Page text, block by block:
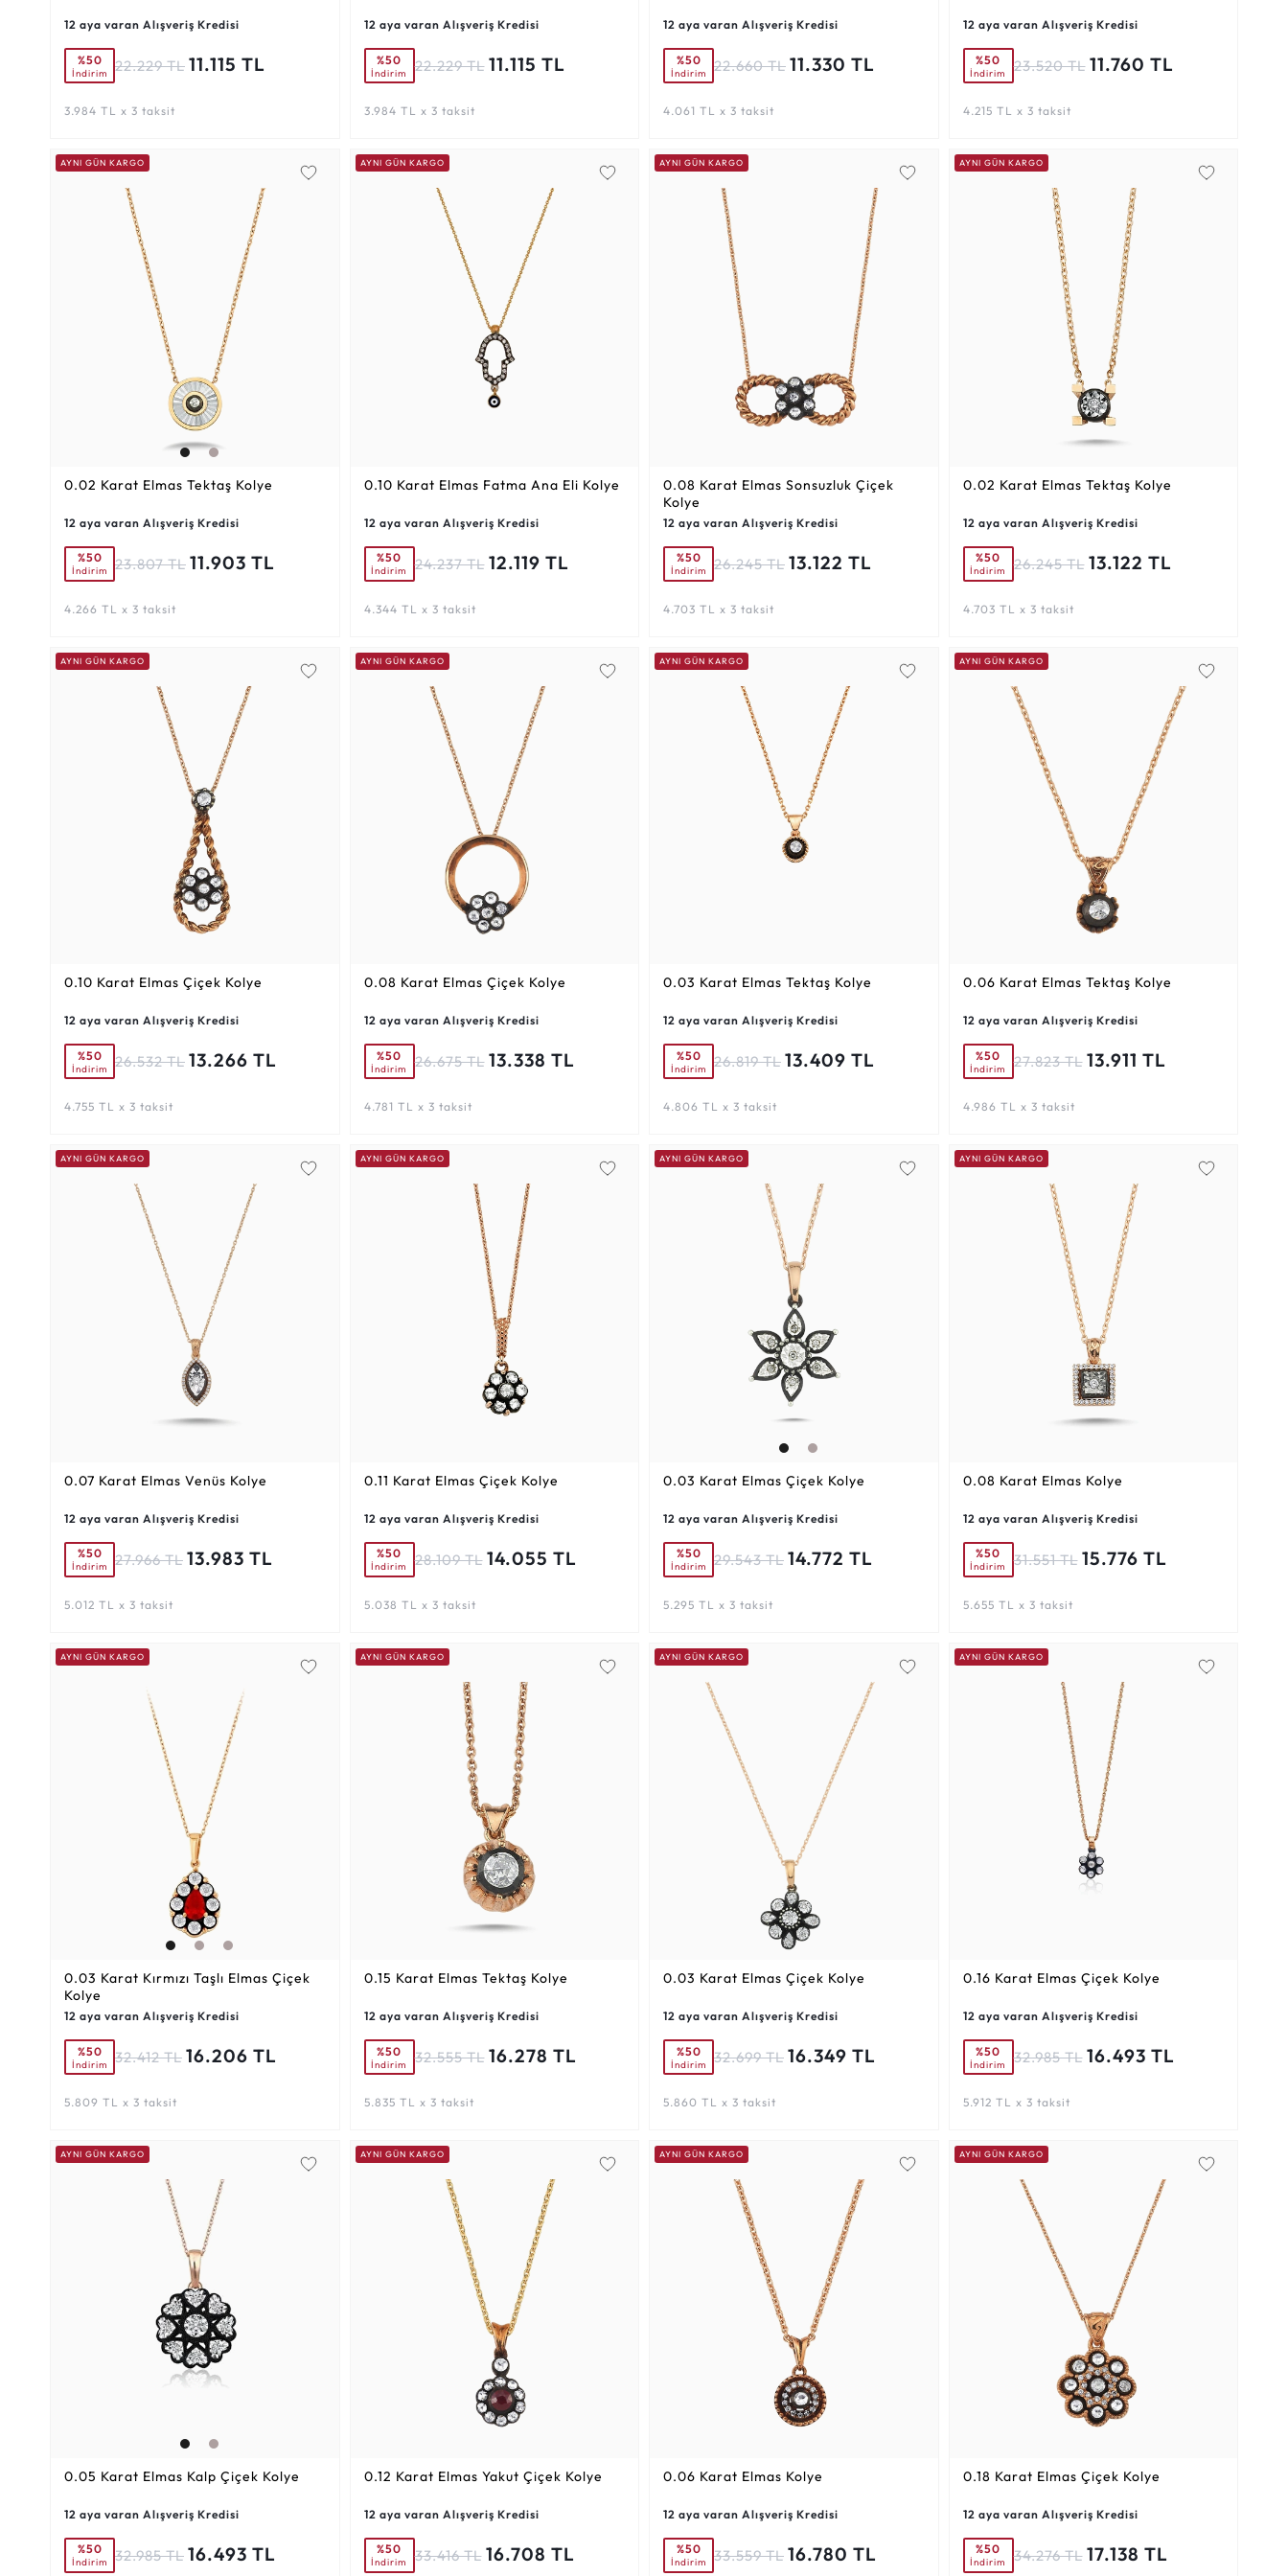
12 aya varan Alışveriş Kredisi
%50
İndirim 22.229 TL 11.115 TL
3.984 TL x 3 taksit
12 aya varan Alışveriş Kredisi
%50
İndirim 22.229 TL 11.115 TL
3.984 TL x 3 taksit
12 aya varan Alışveriş Kredisi
%50
İndirim 22.660 TL 11.330 TL
4.061 TL x 3 taksit
12 aya varan Alışveriş Kredisi
%50
İndirim 23.520 TL 11.760 TL
4.215 TL x 3 taksit
AYNI GÜN KARGO
0.02 Karat Elmas Tektaş Kolye
12 aya varan Alışveriş Kredisi
%50
İndirim 23.807 TL 11.903 TL
4.266 TL x 3 taksit
AYNI GÜN KARGO
0.10 Karat Elmas Fatma Ana Eli Kolye
12 aya varan Alışveriş Kredisi
%50
İndirim 24.237 TL 12.119 TL
4.344 TL x 3 taksit
AYNI GÜN KARGO
0.08 Karat Elmas Sonsuzluk Çiçek
Kolye
12 aya varan Alışveriş Kredisi
%50
İndirim 26.245 TL 13.122 TL
4.703 TL x 3 taksit
AYNI GÜN KARGO
0.02 Karat Elmas Tektaş Kolye
12 aya varan Alışveriş Kredisi
%50
İndirim 26.245 TL 13.122 TL
4.703 TL x 3 taksit
AYNI GÜN KARGO
0.10 Karat Elmas Çiçek Kolye
12 aya varan Alışveriş Kredisi
%50
İndirim 26.532 TL 13.266 TL
4.755 TL x 3 taksit
AYNI GÜN KARGO
0.08 Karat Elmas Çiçek Kolye
12 aya varan Alışveriş Kredisi
%50
İndirim 26.675 TL 13.338 TL
4.781 TL x 3 taksit
AYNI GÜN KARGO
0.03 Karat Elmas Tektaş Kolye
12 aya varan Alışveriş Kredisi
%50
İndirim 26.819 TL 13.409 TL
4.806 TL x 3 taksit
AYNI GÜN KARGO
0.06 Karat Elmas Tektaş Kolye
12 aya varan Alışveriş Kredisi
%50
İndirim 27.823 TL 13.911 TL
4.986 TL x 3 taksit
AYNI GÜN KARGO
0.07 Karat Elmas Venüs Kolye
12 aya varan Alışveriş Kredisi
%50
İndirim 27.966 TL 13.983 TL
5.012 TL x 3 taksit
AYNI GÜN KARGO
0.11 Karat Elmas Çiçek Kolye
12 aya varan Alışveriş Kredisi
%50
İndirim 28.109 TL 14.055 TL
5.038 TL x 3 taksit
AYNI GÜN KARGO
0.03 Karat Elmas Çiçek Kolye
12 aya varan Alışveriş Kredisi
%50
İndirim 29.543 TL 14.772 TL
5.295 TL x 3 taksit
AYNI GÜN KARGO
0.08 Karat Elmas Kolye
12 aya varan Alışveriş Kredisi
%50
İndirim 31.551 TL 15.776 TL
5.655 TL x 3 taksit
AYNI GÜN KARGO
0.03 Karat Kırmızı Taşlı Elmas Çiçek
Kolye
12 aya varan Alışveriş Kredisi
%50
İndirim 32.412 TL 16.206 TL
5.809 TL x 3 taksit
AYNI GÜN KARGO
0.15 Karat Elmas Tektaş Kolye
12 aya varan Alışveriş Kredisi
%50
İndirim 32.555 TL 16.278 TL
5.835 TL x 3 taksit
AYNI GÜN KARGO
0.03 Karat Elmas Çiçek Kolye
12 aya varan Alışveriş Kredisi
%50
İndirim 32.699 TL 16.349 TL
5.860 TL x 3 taksit
AYNI GÜN KARGO
0.16 Karat Elmas Çiçek Kolye
12 aya varan Alışveriş Kredisi
%50
İndirim 32.985 TL 16.493 TL
5.912 TL x 3 taksit
AYNI GÜN KARGO
0.05 Karat Elmas Kalp Çiçek Kolye
12 aya varan Alışveriş Kredisi
%50
İndirim 32.985 TL 16.493 TL
AYNI GÜN KARGO
0.12 Karat Elmas Yakut Çiçek Kolye
12 aya varan Alışveriş Kredisi
%50
İndirim 33.416 TL 16.708 TL
AYNI GÜN KARGO
0.06 Karat Elmas Kolye
12 aya varan Alışveriş Kredisi
%50
İndirim 33.559 TL 16.780 TL
AYNI GÜN KARGO
0.18 Karat Elmas Çiçek Kolye
12 aya varan Alışveriş Kredisi
%50
İndirim 34.276 TL 17.138 TL